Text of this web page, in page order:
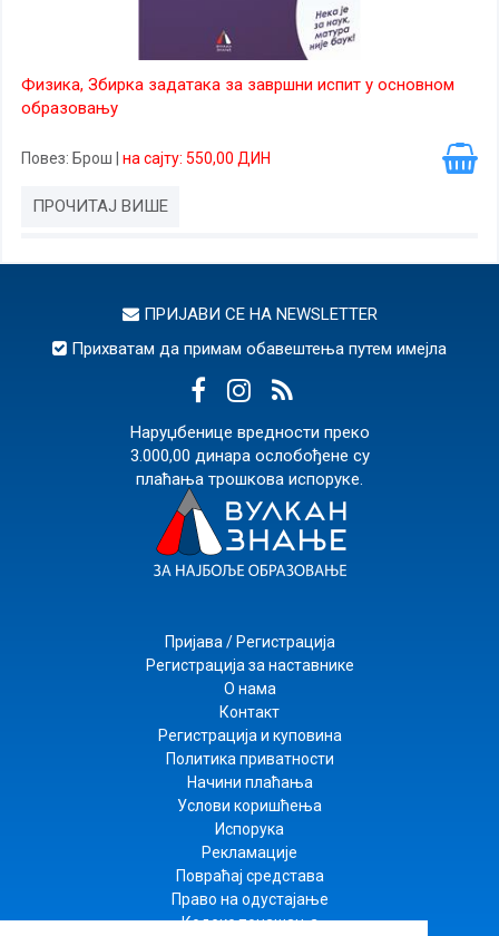
Физика, Збирка задатака за завршни испит у основном
образовању
Повез: Брош на сајту: 550,00 ДИН
ПРОЧИТАЈ ВИШЕ
ПРИЈАВИ СЕ НА NEWSLETTER
Прихватам да примам обавештења путем имејла
Наруџбенице вредности преко
3.000,00 динара ослобођене су
плаћања трошкова испоруке.
Пријава / Регистрација
Регистрација за наставнике
О нама
Контакт
Регистрација и куповина
Политика приватности
Начини плаћања
Услови коришћења
Испорука
Рекламације
Повраћај средстава
Право на одустајање
Кодекс понашања